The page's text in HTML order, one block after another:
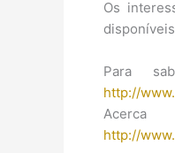
Os
Para
http://
http://